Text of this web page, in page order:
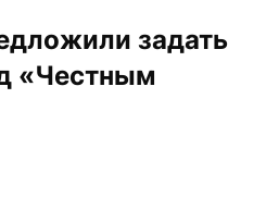
задать
«Честным